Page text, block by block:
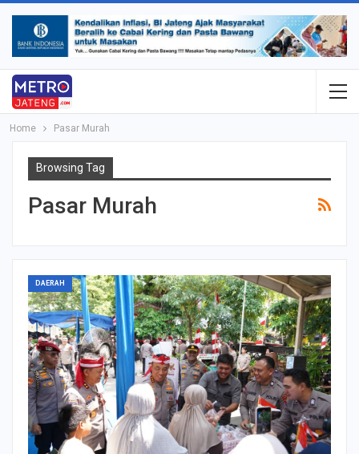
Home Pasar Murah
Browsing Tag
Pasar Murah
DAERAH